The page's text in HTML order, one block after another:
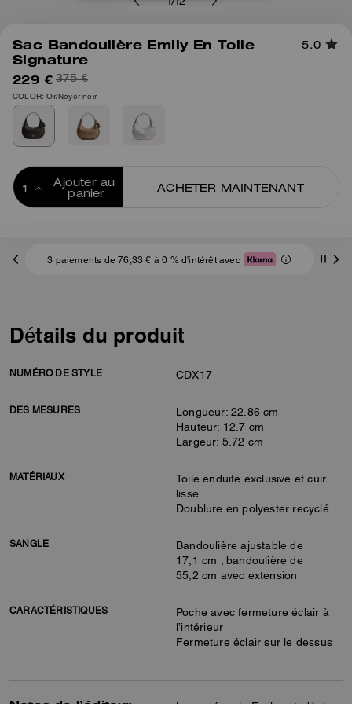
/ 12
Sac Bandoulière Emily En Toile
Signature
5.0
229 € 375 €
COLOR: Or/Noyer noir
Ajouter au
panier
ACHETER MAINTENANT
3 paiements de 76,33 € à 0 % d'intérêt avec
Détails du produit
NUMÉRO DE STYLE CDX17
DES MESURES
Longueur: 22.86 cm
Hauteur: 12.7 cm
Largeur: 5.72 cm
MATÉRIAUX
Toile enduite exclusive et cuir
lisse
Doublure en polyester recyclé
SANGLE
Bandoulière ajustable de
17,1 cm ; bandoulière de
55,2 cm avec extension
CARACTÉRISTIQUES
Poche avec fermeture éclair à
l’intérieur
Fermeture éclair sur le dessus